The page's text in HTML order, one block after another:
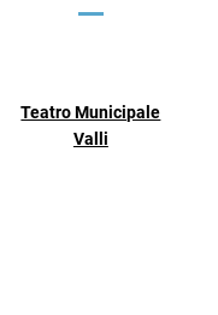
Teatro Municipale
Valli